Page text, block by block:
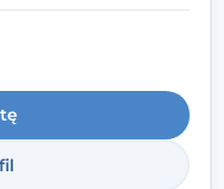
do
poprzez
zasobów
W swojej
z metod dialogu
uważności.